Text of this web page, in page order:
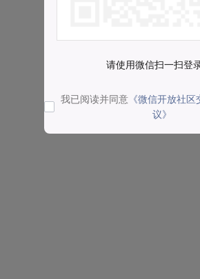
请使用微信扫一扫登
我已阅读并同意 《微信开放社
议》